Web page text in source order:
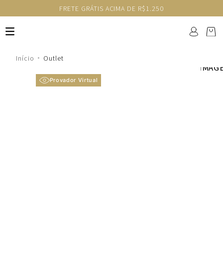
FRETE GRÁTIS ACIMA DE R$1.250
Outlet
Provador Virtual